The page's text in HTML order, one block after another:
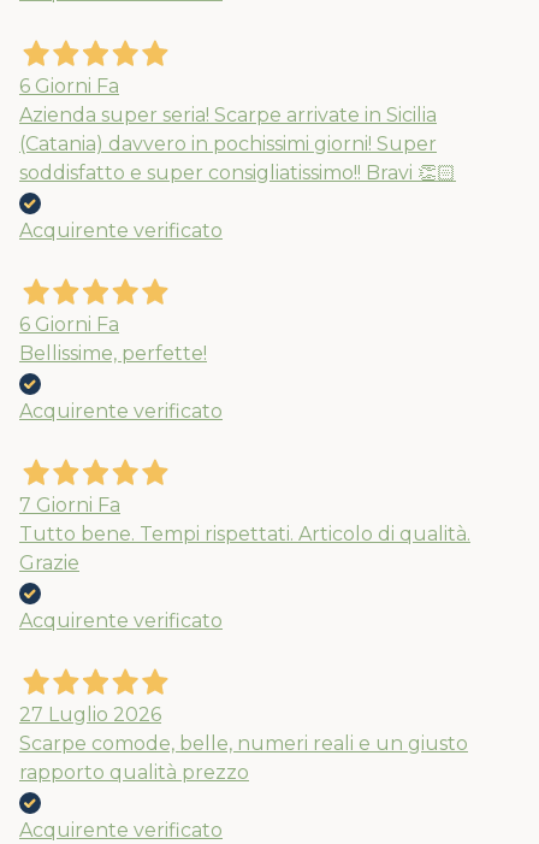
6 Giorni Fa
Azienda super seria! Scarpe arrivate in Sicilia
(Catania) davvero in pochissimi giorni! Super
soddisfatto e super consigliatissimo!! Bravi 👏🏻
Acquirente verificato
6 Giorni Fa
Bellissime, perfette!
Acquirente verificato
7 Giorni Fa
Tutto bene. Tempi rispettati. Articolo di qualità.
Grazie
Acquirente verificato
27 Luglio 2026
Scarpe comode, belle, numeri reali e un giusto
rapporto qualità prezzo
Acquirente verificato